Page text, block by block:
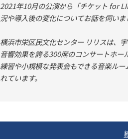
2021年10月の公演から「チケット for
況や導入後の変化についてお話を伺いま
横浜市栄区民文化センター リリスは、
音響効果を誇る300席のコンサートホ
練習や小規模な発表会もできる音楽ル
れています。